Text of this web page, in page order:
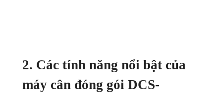
2. Các tính năng nổi bật của
máy cân đóng gói DCS-